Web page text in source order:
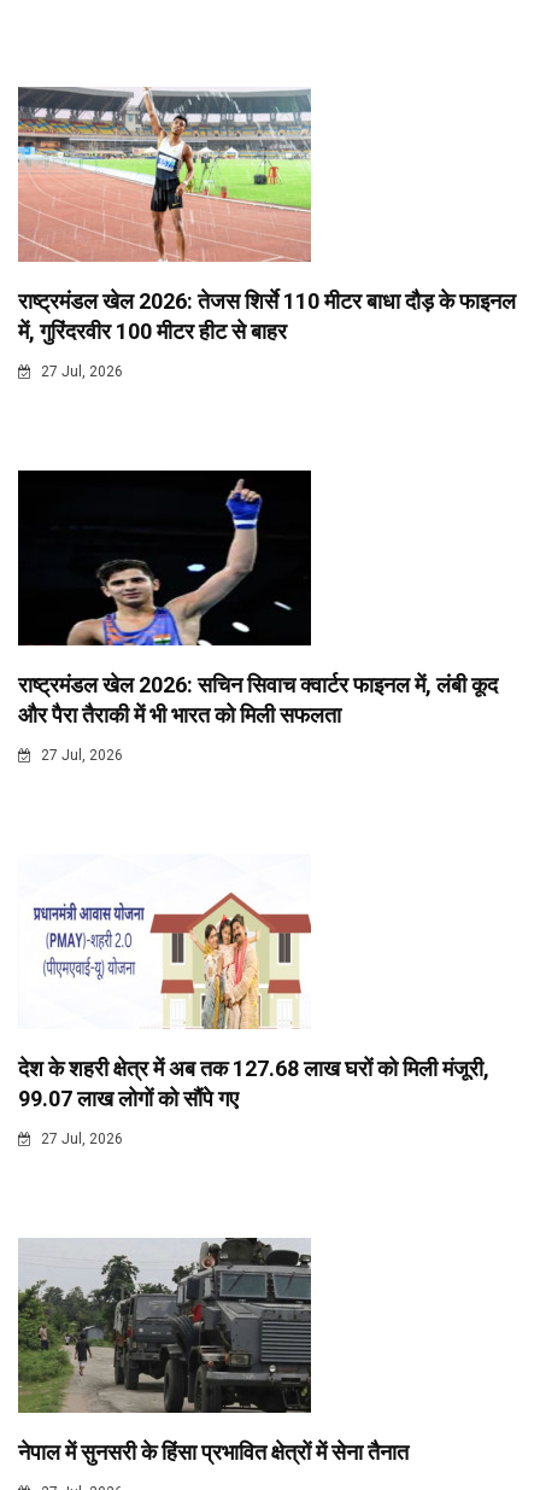
राष्ट्रमंडल खेल 2026: तेजस शिर्से 110 मीटर बाधा दौड़ के फाइनल
में, गुरिंदरवीर 100 मीटर हीट से बाहर
27 Jul, 2026
राष्ट्रमंडल खेल 2026: सचिन सिवाच क्वार्टर फाइनल में, लंबी कूद
और पैरा तैराकी में भी भारत को मिली सफलता
27 Jul, 2026
देश के शहरी क्षेत्र में अब तक 127.68 लाख घरों को मिली मंजूरी,
99.07 लाख लोगों को सौंपे गए
27 Jul, 2026
नेपाल में सुनसरी के हिंसा प्रभावित क्षेत्रों में सेना तैनात